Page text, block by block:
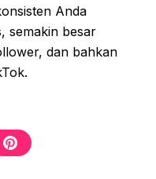
Anda
semakin besar
dan bahkan
P